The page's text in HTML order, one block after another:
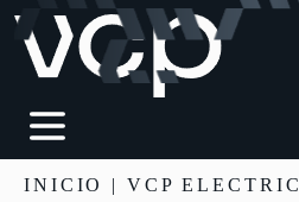
INICIO | VCP ELECTRIC